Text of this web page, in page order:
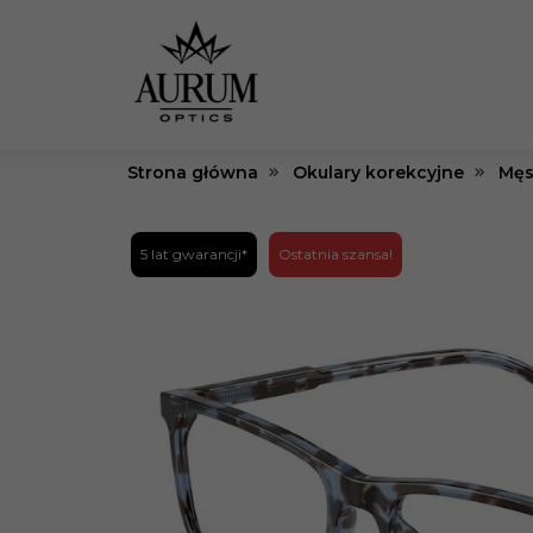
Strona główna Okulary korekcyjne
5 lat gwarancji* Ostatnia szansa!